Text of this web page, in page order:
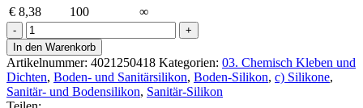
€ 8,38 100
∞
Ottoseal
S-
125
Boden-
und
Sanitär-
In den Warenkorb
Artikelnummer: 4021250418 Kategorien: 03. Chemisch Kleben und
Dichten, Boden- und Sanitärsilikon, Boden-Silikon, c) Silikone,
Sanitär- und Bodensilikon, Sanitär-Silikon